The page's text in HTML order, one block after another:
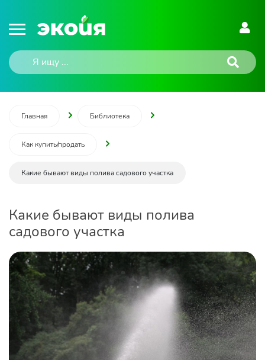
Главная Библиотека
Как купить/продать
Какие бывают виды полива садового участка
Какие бывают виды полива
садового участка